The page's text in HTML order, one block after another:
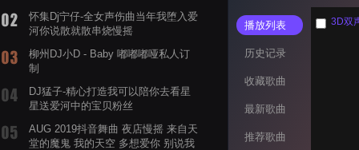
怀集Dj宁仔-全女声伤曲当年我堕入爱
河你说散就散串烧慢摇
柳州DJ小D - Baby 嘟嘟嘟哑私人订
制
DJ猛子-精心打造我可以陪你去看星
星送爱河中的宝贝粉丝
AUG 2019抖音舞曲 夜店慢摇 来自天
堂的魔鬼 我的天空 多想爱你 别说我
播放列表
历史记录
收藏歌曲
最新歌曲
推荐歌曲
3D双